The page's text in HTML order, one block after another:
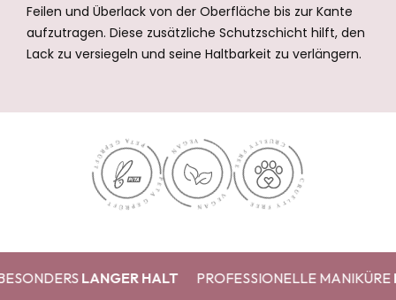
Feilen und Überlack von der Oberfläche bis zur Kante
aufzutragen. Diese zusätzliche Schutzschicht hilft, den
Lack zu versiegeln und seine Haltbarkeit zu verlängern.
LANGER HALT PROFESSIONELLE MANIKÜREIN